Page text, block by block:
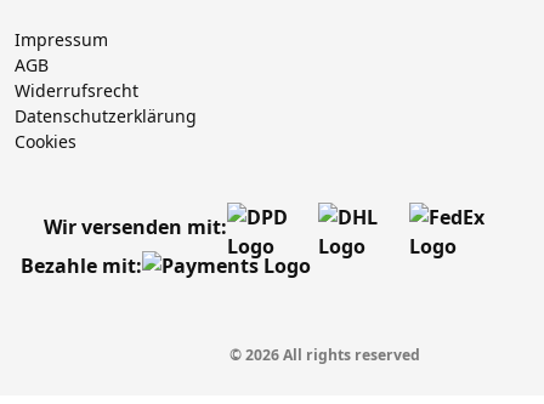
Impressum
AGB
Widerrufsrecht
Datenschutzerklärung
Cookies
Wir versenden mit:
Bezahle mit:
© 2026 All rights reserved